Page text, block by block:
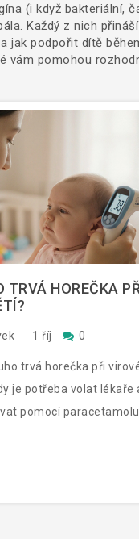
(i když bakteriální,
Každý z nich
jak podpořit dítě
vám pomohou
TRVÁ HOREČKA
1 říj 0
trvá horečka při
je potřeba volat lékaře
pomocí